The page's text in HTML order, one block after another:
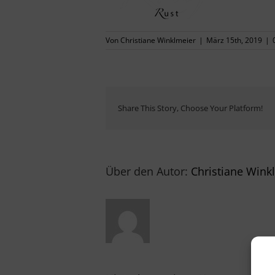
Von Christiane Winklmeier | März 15th, 2019 |
Share This Story, Choose Your Platform!
Über den Autor: Christiane